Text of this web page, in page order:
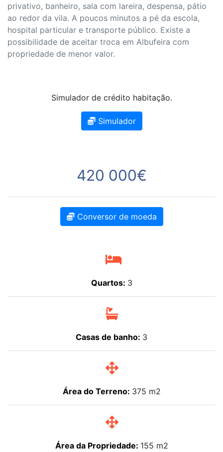
privativo, banheiro, sala com lareira, despensa, pátio
ao redor da vila. A poucos minutos a pé da escola,
hospital particular e transporte público. Existe a
possibilidade de aceitar troca em Albufeira com
propriedade de menor valor.
Simulador de crédito habitação.
Simulador
420 000€
Conversor de moeda
Quartos: 3
Casas de banho: 3
Área do Terreno: 375 m2
Área da Propriedade: 155 m2